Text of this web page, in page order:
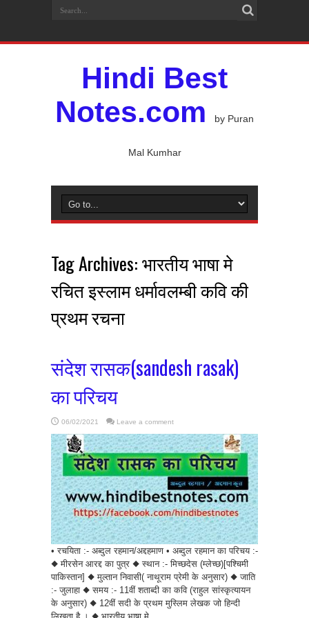
Hindi Best
Notes.com
by Puran
Mal Kumhar
Tag Archives:भारतीय भाषा मे
रचित इस्लाम धर्मावलम्बी कवि की
प्रथम रचना
संदेश रासक(sandesh rasak)
का परिचय
06/02/2021 Leave a comment
• रचयिता :- अब्दुल रहमान/अद्दहमाण • अब्दुल रहमान का परिचय :-
◆ मीरसेन आरद्द का पुत्र ◆ स्थान :- मिच्छदेस (म्लेच्छ)[पश्चिमी
पाकिस्तान] ◆ मुल्तान निवासी( नाथूराम प्रेमी के अनुसार) ◆ जाति
:- जुलाहा ◆ समय :- 11वीं शताब्दी का कवि (राहुल सांस्कृत्यायन
के अनुसार) ◆ 12वीं सदी के प्रथम मुस्लिम लेखक जो हिन्दी